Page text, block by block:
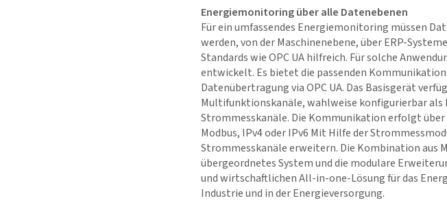
Energiemonitoring über alle Datenebenen
Für ein umfassendes Energiemonitoring müssen
werden, von der Maschinenebene, über ERP-
Standards wie OPC UA hilfreich. Für solche
entwickelt. Es bietet die passenden
Datenübertragung via OPC UA. Das Basisgerät
Multifunktionskanäle, wahlweise konfigurierbar als
Strommesskanäle. Die Kommunikation erfolgt über
Modbus, IPv4 oder IPv6 Mit Hilfe der
Strommesskanäle erweitern. Die Kombination
übergeordnetes System und die modulare
und wirtschaftlichen All-in-one-Lösung für das
Industrie und in der Energieversorgung.